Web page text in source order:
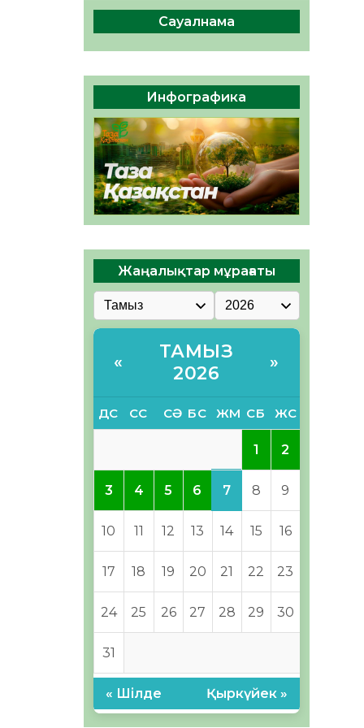
Руслан Рүстемұлы облыс
әкімінің кеңесшісі болып
тағайындалды
05.08.2026
39 0
Сауалнама
Инфографика
Жаңалықтар мұрағаты
«
ТАМЫЗ
2026
»
ДС СС СӘ БС ЖМ СБ ЖС
1 2
3 4 5 6 7 8 9
10 11 12 13 14 15 16
17 18 19 20 21 22 23
24 25 26 27 28 29 30
31
« Шілде Қыркүйек »